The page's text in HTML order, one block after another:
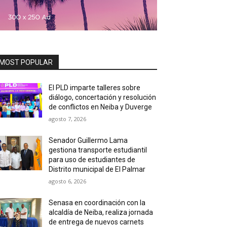
POPULAR
El PLD imparte talleres sobre
diálogo, concertación y resolución
de conflictos en Neiba y Duverge
agosto 7, 2026
Senador Guillermo Lama
gestiona transporte estudiantil
para uso de estudiantes de
Distrito municipal de El Palmar
agosto 6, 2026
Senasa en coordinación con la
alcaldía de Neiba, realiza jornada
de entrega de nuevos carnets